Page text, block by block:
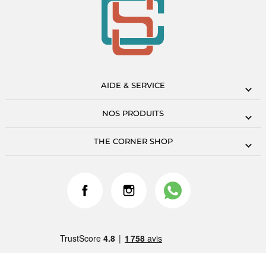
AIDE & SERVICE
NOS PRODUITS
THE CORNER SHOP